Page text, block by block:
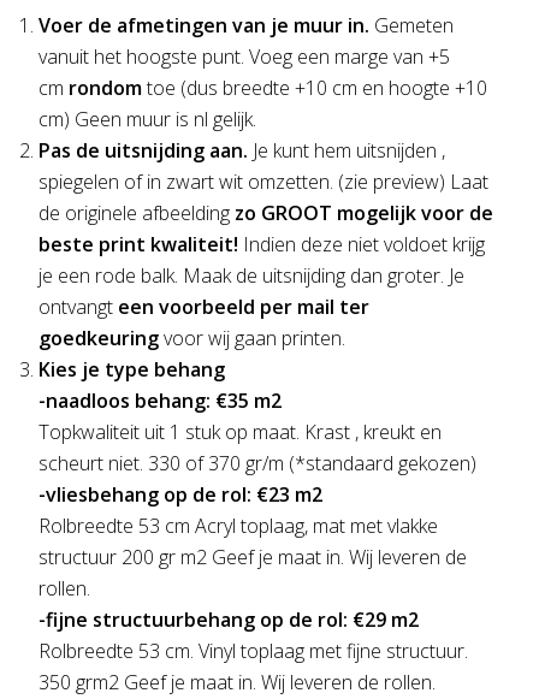
Voer de afmetingen van je muur in. Gemeten
vanuit het hoogste punt. Voeg een marge van +5
cm rondomtoe (dus breedte +10 cm en hoogte +10
cm) Geen muur is nl gelijk.
Pas de uitsnijding aan. Je kunt hem uitsnijden ,
spiegelen of in zwart wit omzetten. (zie preview) Laat
de originele afbeelding zo GROOT mogelijk voor de
beste print kwaliteit! Indien deze niet voldoet krijg
je een rode balk. Maak de uitsnijding dan groter. Je
ontvangt een voorbeeld per mail ter
goedkeuringvoor wij gaan printen.
Kies je type behang
-naadloos behang: €35 m2
Topkwaliteit uit 1 stuk op maat. Krast , kreukt en
scheurt niet. 330 of 370 gr/m (*standaard gekozen)
-vliesbehang op de rol: €23 m2
Rolbreedte 53 cm Acryl toplaag, mat met vlakke
structuur 200 gr m2 Geef je maat in. Wij leveren de
rollen.
-fijne structuurbehang op de rol: €29 m2
Rolbreedte 53 cm. Vinyl toplaag met fijne structuur.
350 grm2 Geef je maat in. Wij leveren de rollen.